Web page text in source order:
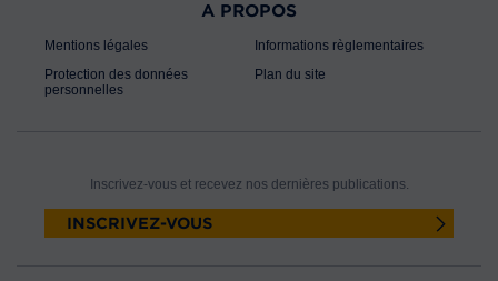
A PROPOS
Mentions légales
Protection des données
personnelles
Informations règlementaires
Plan du site
Inscrivez-vous et recevez nos dernières publications.
INSCRIVEZ-VOUS